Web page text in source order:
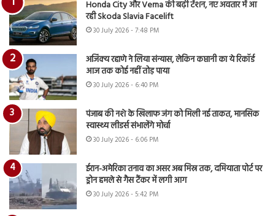
Honda City और Verna की बढ़ी टेंशन, नए अवतार में आ
रही Skoda Slavia Facelift
30 July 2026 - 7:48 PM
अजिंक्य रहाणे ने लिया संन्यास, लेकिन कप्तानी का ये रिकॉर्ड
आज तक कोई नहीं तोड़ पाया
30 July 2026 - 6:40 PM
पंजाब की नशे के खिलाफ जंग को मिली नई ताकत, मानसिक
स्वास्थ्य लीडर्स संभालेंगे मोर्चा
30 July 2026 - 6:06 PM
ईरान-अमेरिका तनाव का असर अब मिस्र तक, दमियाता पोर्ट पर
ड्रोन हमले से गैस टैंकर में लगी आग
30 July 2026 - 5:42 PM